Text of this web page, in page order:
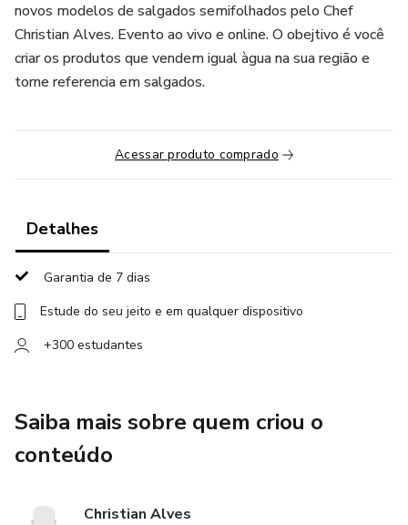
novos modelos de salgados semifolhados pelo Chef
Christian Alves. Evento ao vivo e online. O obejtivo é você
criar os produtos que vendem igual àgua na sua região e
torne referencia em salgados.
Acessar produto comprado
Detalhes
Garantia de 7 dias
Estude do seu jeito e em qualquer dispositivo
+300 estudantes
Saiba mais sobre quem criou o
conteúdo
Christian Alves